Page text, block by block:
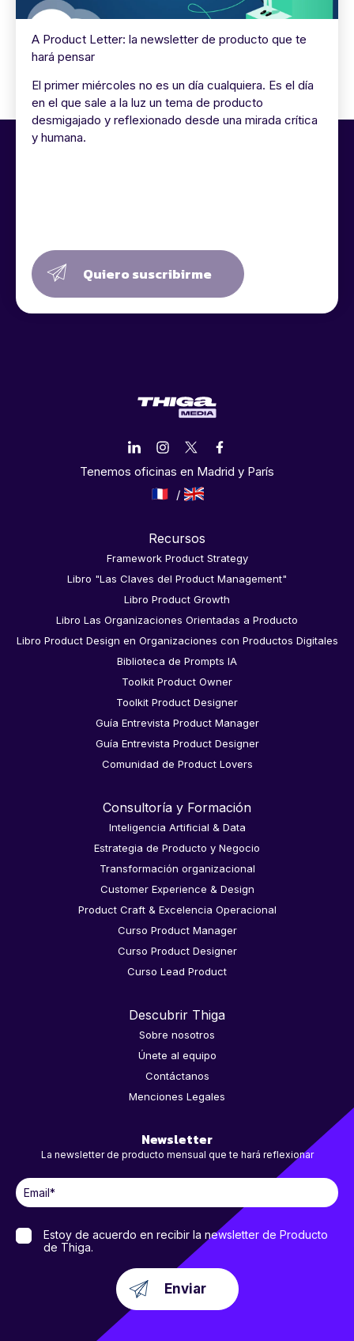
A Product Letter: la newsletter de producto que te
hará pensar
El primer miércoles no es un día cualquiera. Es el día
en el que sale a la luz un tema de producto
desmigajado y reflexionado desde una mirada crítica
y humana.
Quiero suscribirme
Tenemos oficinas en Madrid y París
Recursos
Framework Product Strategy
Libro "Las Claves del Product Management"
Libro Product Growth
Libro Las Organizaciones Orientadas a Producto
Libro Product Design en Organizaciones con Productos Digitales
Biblioteca de Prompts IA
Toolkit Product Owner
Toolkit Product Designer
Guía Entrevista Product Manager
Guía Entrevista Product Designer
Comunidad de Product Lovers
Consultoría y Formación
Inteligencia Artificial & Data
Estrategia de Producto y Negocio
Transformación organizacional
Customer Experience & Design
Product Craft & Excelencia Operacional
Curso Product Manager
Curso Product Designer
Curso Lead Product
Descubrir Thiga
Sobre nosotros
Únete al equipo
Contáctanos
Menciones Legales
Newsletter
La newsletter de producto mensual que te hará reflexionar
Estoy de acuerdo en recibir la newsletter de Producto
de Thiga.